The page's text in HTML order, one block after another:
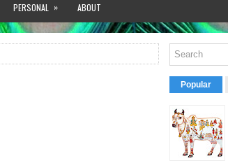
PERSONAL » ABOUT
Popular